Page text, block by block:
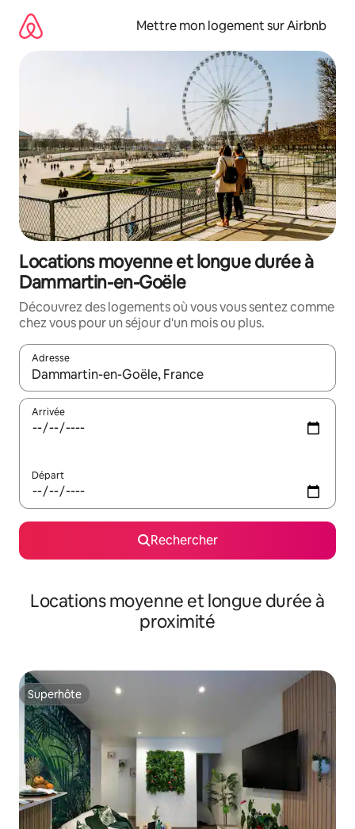
directement
Mettre mon logement sur Airbnb
Locations moyenne et longue durée à
Dammartin-en-Goële
Découvrez des logements où vous vous sentez comme
chez vous pour un séjour d'un mois ou plus.
Adresse
Lorsque les résultats s'affichent, utilisez les flèches vers le
Arrivée
Départ
Rechercher
Locations moyenne et longue durée à
proximité
Superhôte
Superhôte